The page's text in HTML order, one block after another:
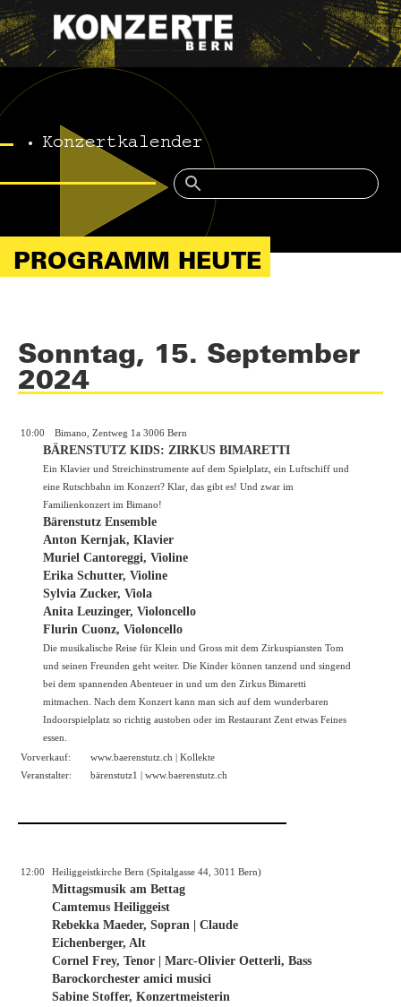
Konzertkalender
PROGRAMM HEUTE
Sonntag, 15. September
2024
10:00 Bimano, Zentweg 1a 3006 Bern
BÄRENSTUTZ KIDS: ZIRKUS BIMARETTI
Ein Klavier und Streichinstrumente auf dem Spielplatz, ein Luftschiff und
eine Rutschbahn im Konzert? Klar, das gibt es! Und zwar im
Familienkonzert im Bimano!
Bärenstutz Ensemble
Anton Kernjak, Klavier
Muriel Cantoreggi, Violine
Erika Schutter, Violine
Sylvia Zucker, Viola
Anita Leuzinger, Violoncello
Flurin Cuonz, Violoncello
Die musikalische Reise für Klein und Gross mit dem Zirkuspiansten Tom
und seinen Freunden geht weiter. Die Kinder können tanzend und singend
bei dem spannenden Abenteuer in und um den Zirkus Bimaretti
mitmachen. Nach dem Konzert kann man sich auf dem wunderbaren
Indoorspielplatz so richtig austoben oder im Restaurant Zent etwas Feines
essen.
Vorverkauf:
www.baerenstutz.ch | Kollekte
Veranstalter:
bärenstutz1 | www.baerenstutz.ch
12:00 Heiliggeistkirche Bern (Spitalgasse 44, 3011 Bern)
Mittagsmusik am Bettag
Camtemus Heiliggeist
Rebekka Maeder, Sopran | Claude
Eichenberger, Alt
Cornel Frey, Tenor | Marc-Olivier Oetterli, Bass
Barockorchester amici musici
Sabine Stoffer, Konzertmeisterin